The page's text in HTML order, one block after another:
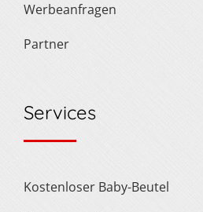
Werbeanfragen
Partner
Services
Kostenloser Baby-Beutel